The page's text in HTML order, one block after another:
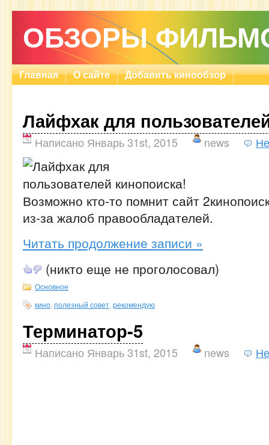
ОБЗОРЫ
Главная О сайте Добавить кинообзор
Лайфхак для
Написано Январь 31st, 2015 news
Возможно кто-то помнит сайт
из-за жалоб правообладателей.
Читать продолжение записи »
(никто еще не проголосовал)
Основное
кино полезный совет рекомендую
Терминатор-5
Написано Январь 31st, 2015 news